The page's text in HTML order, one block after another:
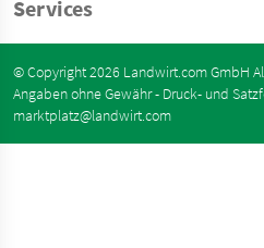
Services
© Copyright 2026 Landwirt.com GmbH
Angaben ohne Gewähr - Druck- und
marktplatz@landwirt.com